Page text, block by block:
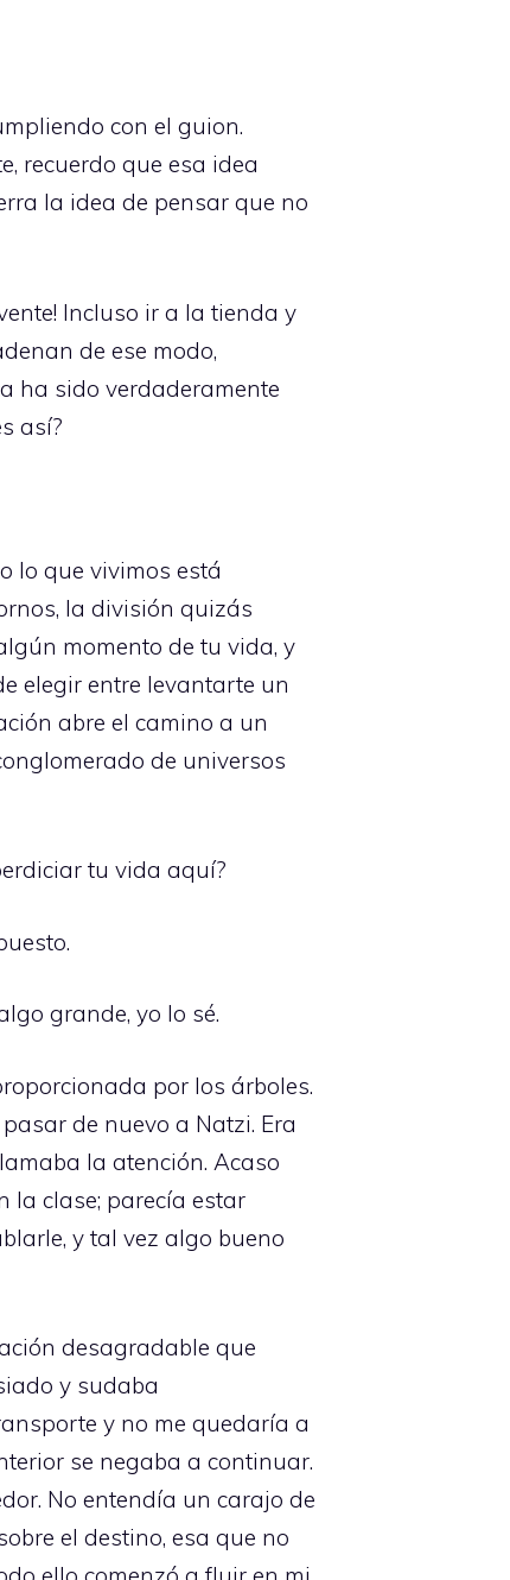
con el guion.
recuerdo que esa idea
la idea de pensar que no
Incluso ir a la tienda y
de ese modo,
ha sido verdaderamente
así?
lo que vivimos está
la división quizás
momento de tu vida, y
elegir entre levantarte un
abre el camino a un
de universos
tu vida aquí?
grande, yo lo sé.
por los árboles.
de nuevo a Natzi. Era
la atención. Acaso
la clase; parecía estar
y tal vez algo bueno
desagradable que
y sudaba
y no me quedaría a
se negaba a continuar.
No entendía un carajo de
el destino, esa que no